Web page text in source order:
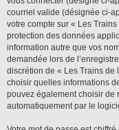
courriel valide (désignée ci-
votre compte sur « Les
protection des données
information autre que vos
demandée lors de
discrétion de « Les Trains de
choisir quelles informations
pouvez également choisir de
automatiquement par le